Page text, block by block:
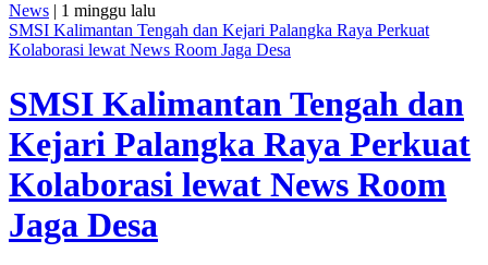
News | 1 minggu lalu
SMSI Kalimantan Tengah dan Kejari Palangka Raya Perkuat
Kolaborasi lewat News Room Jaga Desa
SMSI Kalimantan Tengah dan
Kejari Palangka Raya Perkuat
Kolaborasi lewat News Room
Jaga Desa